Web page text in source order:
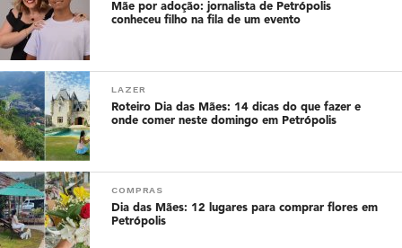
Mãe por adoção: jornalista de Petrópolis
conheceu filho na fila de um evento
LAZER
Roteiro Dia das Mães: 14 dicas do que fazer e
onde comer neste domingo em Petrópolis
COMPRAS
Dia das Mães: 12 lugares para comprar flores em
Petrópolis